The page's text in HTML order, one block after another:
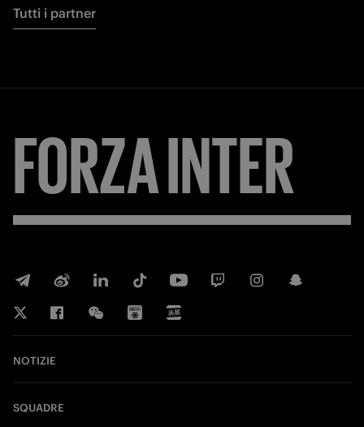
Tutti i partner
FORZAINTER
NOTIZIE
SQUADRE